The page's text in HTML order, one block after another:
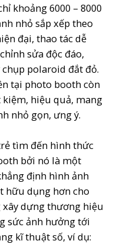
khoảng 6000 – 8000
nhỏ sắp xếp theo
đại, thao tác dễ
sửa độc đáo,
polaroid đắt đỏ.
tại photo booth còn
hiệu quả, mang
nhỏ gọn, ưng ý.
tìm đến hình thức
bởi nó là một
định hình ảnh
hữu dụng hơn cho
dựng thương hiệu
sức ảnh hưởng tới
kĩ thuật số, ví dụ: